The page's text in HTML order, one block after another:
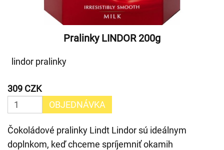
Pralinky LINDOR 200g
lindor pralinky
309 CZK
OBJEDNÁVKA
Čokoládové pralinky Lindt Lindor sú ideálnym
doplnkom, keď chceme spríjemniť okamih